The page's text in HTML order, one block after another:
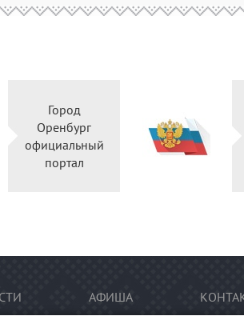
Город
Оренбург
официальный
портал
АФИША